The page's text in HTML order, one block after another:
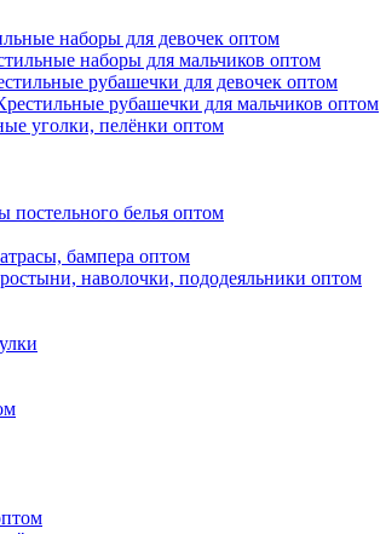
наборы для девочек оптом
наборы для мальчиков оптом
рубашечки для девочек оптом
рубашечки для мальчиков оптом
уголки, пелёнки оптом
постельного белья оптом
бампера оптом
наволочки, пододеяльники оптом